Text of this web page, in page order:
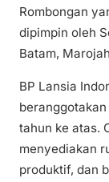
Rombongan
dipimpin oleh
Batam,
BP Lansia
tahun ke atas.
menyediakan
produktif, dan